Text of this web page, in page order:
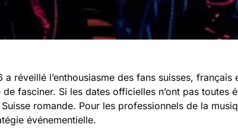
réveillé l’enthousiasme des fans suisses,
fasciner. Si les dates officielles n’ont pas
romande. Pour les professionnels de la
événementielle.